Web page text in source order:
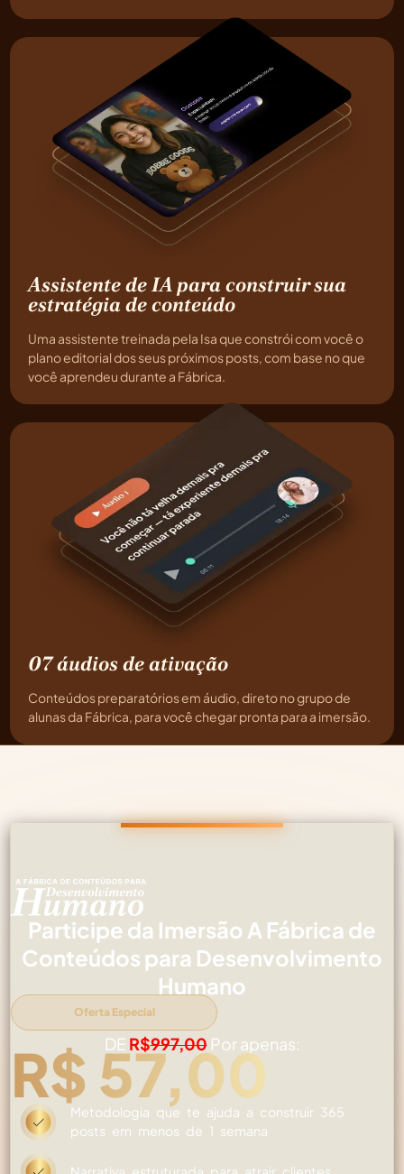
Assistente de IA para construir sua
estratégia de conteúdo
Uma assistente treinada pela Isa que constrói com você o
plano editorial dos seus próximos posts, com base no que
você aprendeu durante a Fábrica.
07 áudios de ativação
Conteúdos preparatórios em áudio, direto no grupo de
alunas da Fábrica, para você chegar pronta para a imersão.
Participe da Imersão A Fábrica de
Conteúdos para Desenvolvimento
Humano
Oferta Especial
DE R$997,00Por apenas:
R$ 57,00
Metodologia que te ajuda a construir 365
posts em menos de 1 semana